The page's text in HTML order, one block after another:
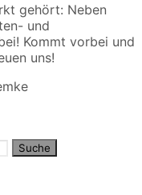
gehört: Neben
und
Kommt vorbei und
uns!